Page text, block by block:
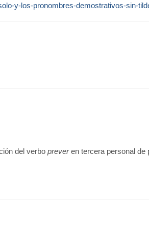
y-los-pronombres-demostrativos-sin-
del verbo preveren tercera personal de